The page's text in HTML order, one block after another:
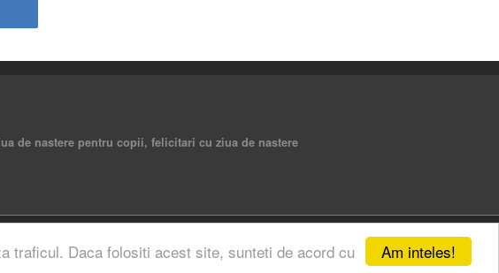
Am inteles!
traficul. Daca folositi acest site, sunteti de acord cu
de nastere pentru copii, felicitari cu ziua de nastere